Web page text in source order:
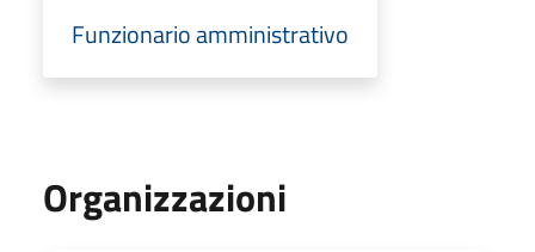
Funzionario amministrativo
Organizzazioni